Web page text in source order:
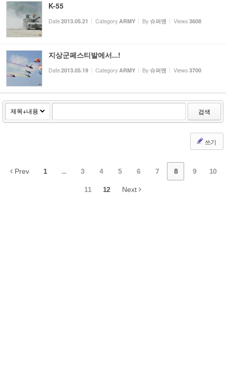
K-55
Date2013.05.21 Category ARMY By 슈퍼맨 Views 3608
지상군페스티발에서...!
Date2013.05.19 Category ARMY By 슈퍼맨 Views 3700
검색
쓰기
Prev 1 ... 3 4 5 6 7 8 9 10
11 12 Next